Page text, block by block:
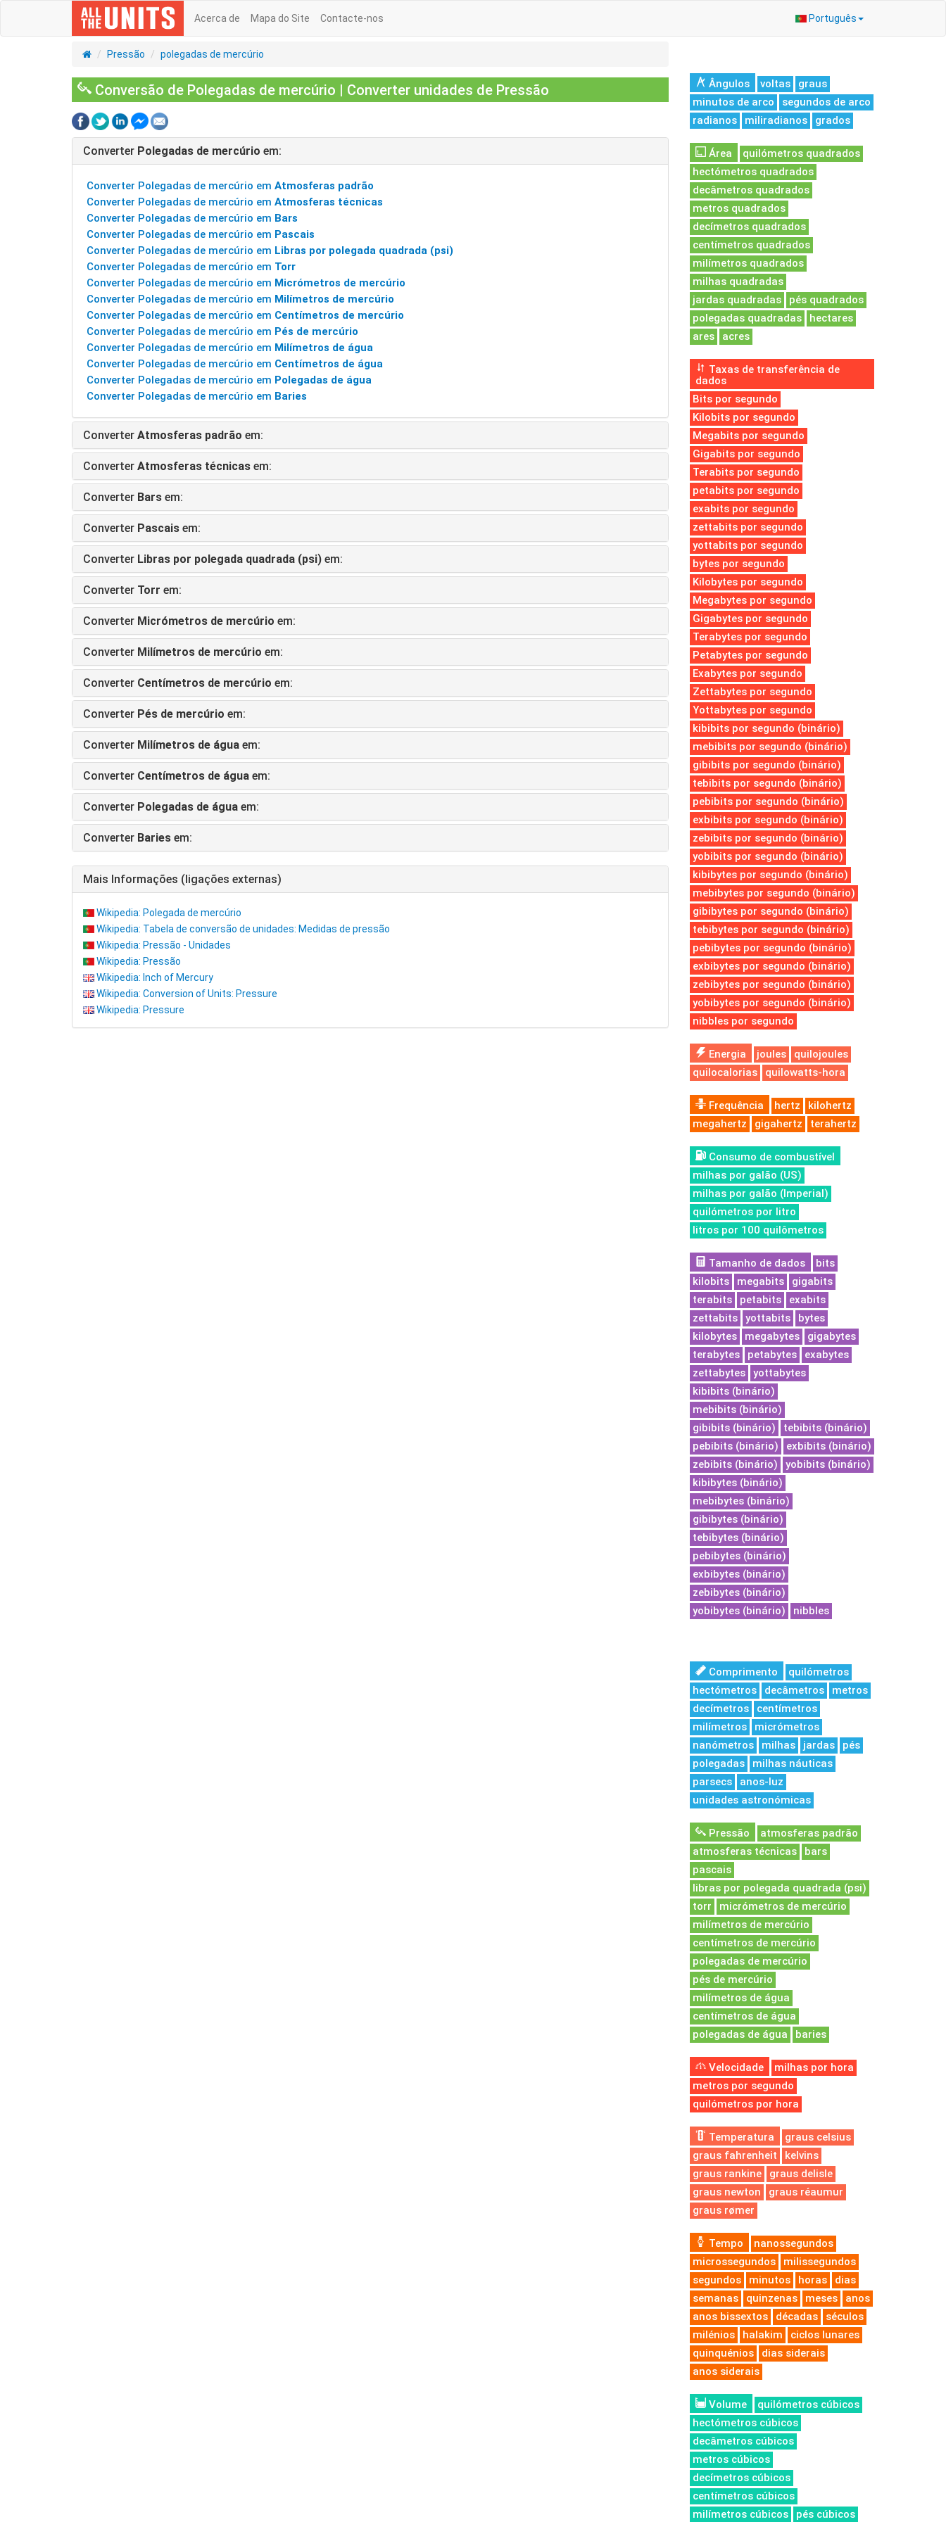
Português
Acerca de Mapa do Site Contacte-nos
Pressão polegadas de mercúrio
Conversão de Polegadas de mercúrio | Converter unidades de Pressão
Converter Polegadas de mercúrio em:
Converter Polegadas de mercúrio em Atmosferas padrão
Converter Polegadas de mercúrio em Atmosferas técnicas
Converter Polegadas de mercúrio em Bars
Converter Polegadas de mercúrio em Pascais
Converter Polegadas de mercúrio em Libras por polegada quadrada (psi)
Converter Polegadas de mercúrio em Torr
Converter Polegadas de mercúrio em Micrómetros de mercúrio
Converter Polegadas de mercúrio em Milímetros de mercúrio
Converter Polegadas de mercúrio em Centímetros de mercúrio
Converter Polegadas de mercúrio em Pés de mercúrio
Converter Polegadas de mercúrio em Milímetros de água
Converter Polegadas de mercúrio em Centímetros de água
Converter Polegadas de mercúrio em Polegadas de água
Converter Polegadas de mercúrio em Baries
Converter Atmosferas padrão em:
Converter Atmosferas técnicas em:
Converter Bars em:
Converter Pascais em:
Converter Libras por polegada quadrada (psi) em:
Converter Torr em:
Converter Micrómetros de mercúrio em:
Converter Milímetros de mercúrio em:
Converter Centímetros de mercúrio em:
Converter Pés de mercúrio em:
Converter Milímetros de água em:
Converter Centímetros de água em:
Converter Polegadas de água em:
Converter Baries em:
Mais Informações (ligações externas)
Wikipedia: Polegada de mercúrio
Wikipedia: Tabela de conversão de unidades: Medidas de pressão
Wikipedia: Pressão - Unidades
Wikipedia: Pressão
Wikipedia: Inch of Mercury
Wikipedia: Conversion of Units: Pressure
Wikipedia: Pressure
Ângulos voltas
graus
minutos de arco
segundos de arco
radianos
miliradianos grados
Área
quilómetros quadrados
hectómetros quadrados
decâmetros quadrados
metros quadrados
decímetros quadrados
centímetros quadrados
milímetros quadrados
milhas quadradas
jardas quadradas
pés quadrados
polegadas quadradas
hectares
ares
acres
Taxas de transferência de
dados
Bits por segundo
Kilobits por segundo
Megabits por segundo
Gigabits por segundo
Terabits por segundo
petabits por segundo
exabits por segundo
zettabits por segundo
yottabits por segundo
bytes por segundo
Kilobytes por segundo
Megabytes por segundo
Gigabytes por segundo
Terabytes por segundo
Petabytes por segundo
Exabytes por segundo
Zettabytes por segundo
Yottabytes por segundo
kibibits por segundo (binário)
mebibits por segundo (binário)
gibibits por segundo (binário)
tebibits por segundo (binário)
pebibits por segundo (binário)
exbibits por segundo (binário)
zebibits por segundo (binário)
yobibits por segundo (binário)
kibibytes por segundo (binário)
mebibytes por segundo (binário)
gibibytes por segundo (binário)
tebibytes por segundo (binário)
pebibytes por segundo (binário)
exbibytes por segundo (binário)
zebibytes por segundo (binário)
yobibytes por segundo (binário)
nibbles por segundo
Energia joules
quilojoules
quilocalorias
quilowatts-hora
Frequência hertz
kilohertz
megahertz
gigahertz terahertz
Consumo de combustível
milhas por galão (US)
milhas por galão (Imperial)
quilómetros por litro
litros por 100 quilômetros
Tamanho de dados
bits
kilobits
megabits
gigabits
terabits
petabits
exabits
zettabits
yottabits
bytes
kilobytes
megabytes
gigabytes
terabytes
petabytes
exabytes
zettabytes
yottabytes
kibibits (binário)
mebibits (binário)
gibibits (binário)
tebibits (binário)
pebibits (binário)
exbibits (binário)
zebibits (binário)
yobibits (binário)
kibibytes (binário)
mebibytes (binário)
gibibytes (binário)
tebibytes (binário)
pebibytes (binário)
exbibytes (binário)
zebibytes (binário)
yobibytes (binário)
nibbles
Comprimento
quilómetros
hectómetros
decâmetros
metros
decímetros
centímetros
milímetros
micrómetros
nanómetros
milhas jardas
pés
polegadas
milhas náuticas
parsecs
anos-luz
unidades astronómicas
Pressão
atmosferas padrão
atmosferas técnicas
bars
pascais
libras por polegada quadrada (psi)
torr
micrómetros de mercúrio
milímetros de mercúrio
centímetros de mercúrio
polegadas de mercúrio
pés de mercúrio
milímetros de água
centímetros de água
polegadas de água
baries
Velocidade
milhas por hora
metros por segundo
quilómetros por hora
Temperatura
graus celsius
graus fahrenheit
kelvins
graus rankine
graus delisle
graus newton
graus réaumur
graus rømer
Tempo
nanossegundos
microssegundos
milissegundos
segundos
minutos horas
dias
semanas
quinzenas meses
anos
anos bissextos
décadas
séculos
milénios
halakim
ciclos lunares
quinquénios
dias siderais
anos siderais
Volume
quilómetros cúbicos
hectómetros cúbicos
decâmetros cúbicos
metros cúbicos
decímetros cúbicos
centímetros cúbicos
milímetros cúbicos
pés cúbicos